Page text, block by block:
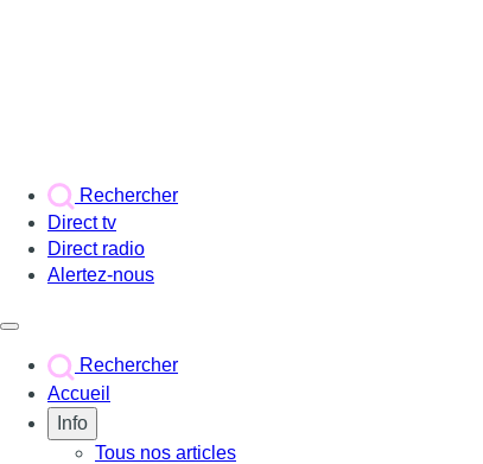
Rechercher
Direct tv
Direct radio
Alertez-nous
Rechercher
Accueil
Info
Tous nos articles